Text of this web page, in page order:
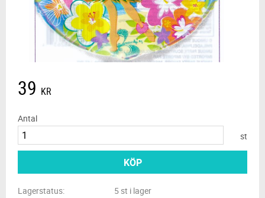
39 KR
Antal
st
KÖP
Lagerstatus
5 st i lager